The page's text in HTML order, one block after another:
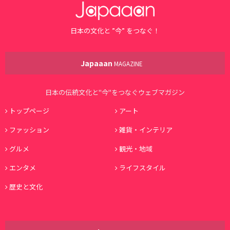
日本の文化と ”今” をつなぐ！
Japaaan MAGAZINE
日本の伝統文化と"今"をつなぐウェブマガジン
トップページ
アート
ファッション
雑貨・インテリア
グルメ
観光・地域
エンタメ
ライフスタイル
歴史と文化